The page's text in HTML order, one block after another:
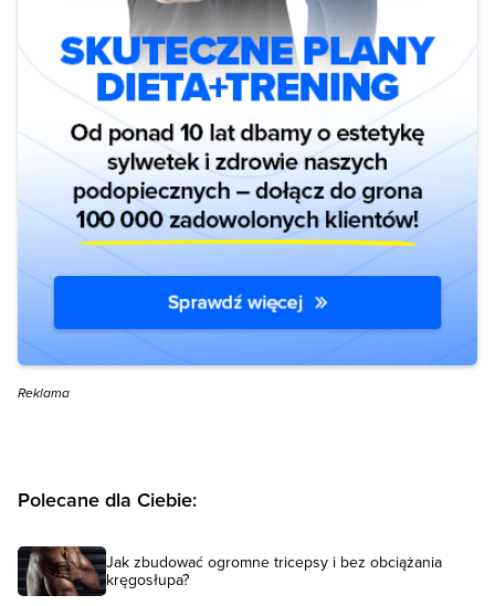
Reklama
Polecane dla Ciebie:
Jak zbudować ogromne tricepsy i bez obciążania
kręgosłupa?